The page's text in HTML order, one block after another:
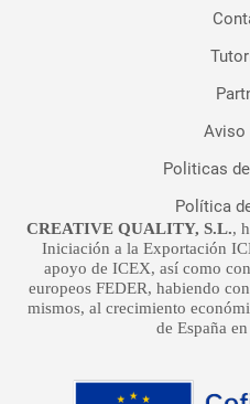
Aviso
Politicas
Política
CREATIVE QUALITY, S.L.,
Iniciación a la Exportación
apoyo de ICEX, así como
europeos FEDER, habiendo
mismos, al crecimiento
de España